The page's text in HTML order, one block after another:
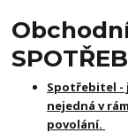
Spotřebitel -
nejedná v
povolání.